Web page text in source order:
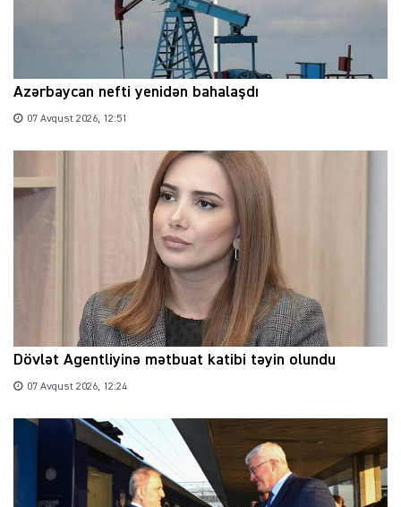
Azərbaycan nefti yenidən bahalaşdı
07 Avqust 2026, 12:51
Dövlət Agentliyinə mətbuat katibi təyin olundu
07 Avqust 2026, 12:24